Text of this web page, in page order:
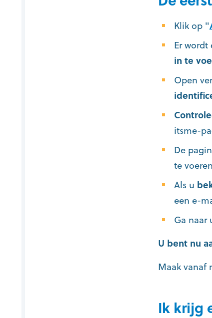
Klik op "
Er
in te
Open
itsme-
De
te voeren
Als u
een e-
Ga naar
U bent nu
Maak vanaf
Ik krijg